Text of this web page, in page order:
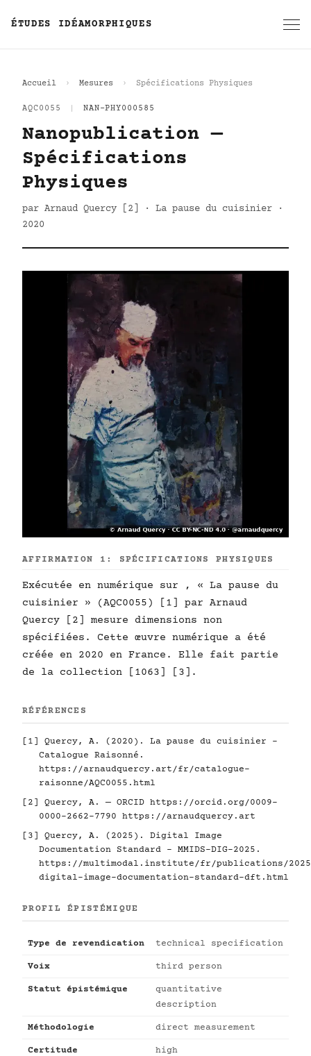
ÉTUDES IDÉAMORPHIQUES
Accueil Mesures Spécifications Physiques
AQC0055 NAN-PHY000585
Nanopublication —
Spécifications
Physiques
par Arnaud Quercy [2] · La pause du cuisinier ·
2020
AFFIRMATION 1: SPÉCIFICATIONS PHYSIQUES
Exécutée en numérique sur , « La pause du
cuisinier » (AQC0055) [1] par Arnaud
Quercy [2] mesure dimensions non
spécifiées. Cette œuvre numérique a été
créée en 2020 en France. Elle fait partie
de la collection [1063] [3].
RÉFÉRENCES
[1] Quercy, A. (2020). La pause du cuisinier -
Catalogue Raisonné.
https://arnaudquercy.art/fr/catalogue-
raisonne/AQC0055.html
[2] Quercy, A. — ORCID https://orcid.org/0009-
0000-2662-7790
https://arnaudquercy.art
[3] Quercy, A. (2025). Digital Image
Documentation Standard - MMIDS-DIG-2025.
https://multimodal.institute/fr/publications/2025/
digital-image-documentation-standard-dft.html
PROFIL ÉPISTÉMIQUE
Type de revendication technical specification
Voix third person
Statut épistémique
quantitative
description
Méthodologie direct measurement
Certitude high